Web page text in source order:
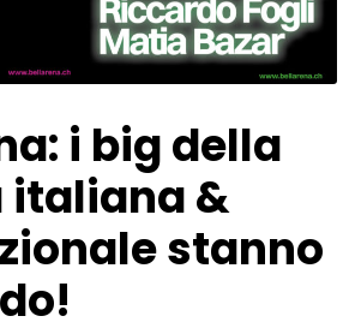
i big della
italiana &
stanno